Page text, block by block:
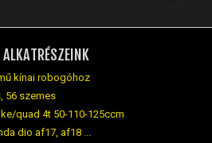
ALKATRÉSZEINK
kínai robogóhoz
56 szemes
quad 4t 50-110-125ccm
dio af17, af18 ...